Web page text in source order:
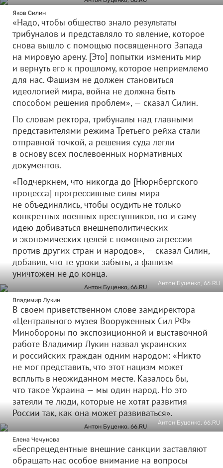
Яков Силин
«Надо, чтобы общество знало результаты
трибуналов и представляло то явление, которое
снова вышло с помощью посвященного Запада
на мировую арену. [Это] попытки изменить мир
и вернуть его к прошлому, которое неприемлемо
для нас. Фашизм не должен становиться
идеологией мира, война не должна быть
способом решения проблем», — сказал Силин.
По словам ректора, трибуналы над главными
представителями режима Третьего рейха стали
отправной точкой, а решения суда легли
в основу всех послевоенных нормативных
документов.
«Подчеркнем, что никогда до [Нюрнбергского
процесса] прогрессивные силы мира
не объединялись, чтобы осудить не только
конкретных военных преступников, но и саму
идею добиваться внешнеполитических
и экономических целей с помощью агрессии
против других стран и народов», — сказал Силин,
добавив, что те уроки забыты, а фашизм
уничтожен не до конца.
Антон Буценко, 66.RU
Владимир Лукин
В своем приветственном слове замдиректора
«Центрального музея Вооруженных Сил РФ»
Минобороны по экспозиционной и выставочной
работе Владимир Лукин назвал украинских
и российских граждан одним народом: «Никто
не мог представить, что этот нацизм может
всплыть в неожиданном месте. Казалось бы,
что такое Украина — мы один народ. Но это
затеяли те люди, которые не хотят развития
России так, как она может развиваться».
Антон Буценко, 66.RU
Елена Чечунова
«Беспрецедентные внешние санкции заставляют
обращать нас особое внимание на вопросы